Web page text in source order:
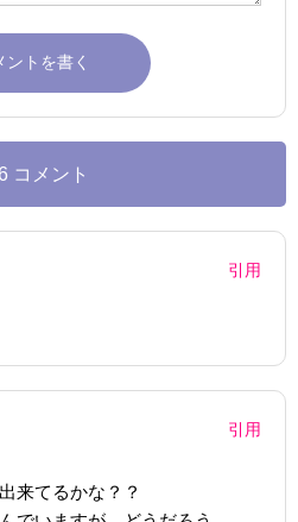
コメント
引用
引用
来てるかな？？